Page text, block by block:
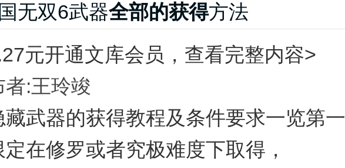
无双6武器全部的获得方法
元开通文库会员，查看完整内容>
者:王玲竣
藏武器的获得教程及条件要求一览第一
定在修罗或者究极难度下取得，